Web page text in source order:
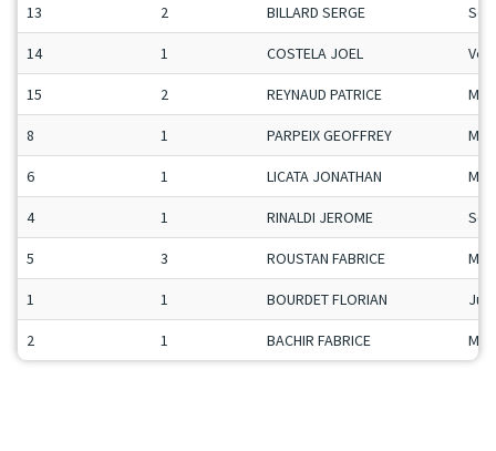
13 2 BILLARD SERGE
14 1 COSTELA JOEL Vet
15 2 REYNAUD PATRICE
8 1 PARPEIX GEOFFREY
6 1 LICATA JONATHAN
4 1 RINALDI JEROME
5 3 ROUSTAN FABRICE
1 1 BOURDET FLORIAN Ju-
2 1 BACHIR FABRICE